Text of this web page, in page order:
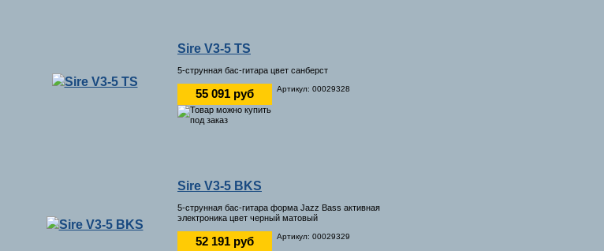
Sire V3-5 TS
5-струнная бас-гитара цвет санберст
55 091 руб Артикул: 00029328
Sire V3-5 BKS
5-струнная бас-гитара форма Jazz Bass активная
электроника цвет черный матовый
52 191 руб Артикул: 00029329